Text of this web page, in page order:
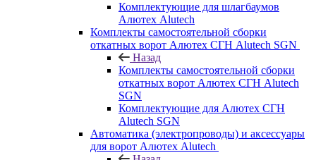
Комплектующие для шлагбаумов
Алютех Alutech
Комплекты самостоятельной сборки
откатных ворот Алютех СГН Alutech SGN
Назад
Комплекты самостоятельной сборки
откатных ворот Алютех СГН Alutech
SGN
Комплектующие для Алютех СГН
Alutech SGN
Автоматика (электропроводы) и аксессуары
для ворот Алютех Alutech